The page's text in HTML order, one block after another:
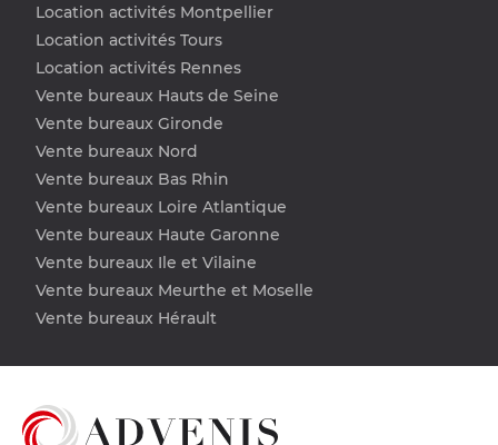
Location activités Montpellier
Location activités Tours
Location activités Rennes
Vente bureaux Hauts de Seine
Vente bureaux Gironde
Vente bureaux Nord
Vente bureaux Bas Rhin
Vente bureaux Loire Atlantique
Vente bureaux Haute Garonne
Vente bureaux Ile et Vilaine
Vente bureaux Meurthe et Moselle
Vente bureaux Hérault